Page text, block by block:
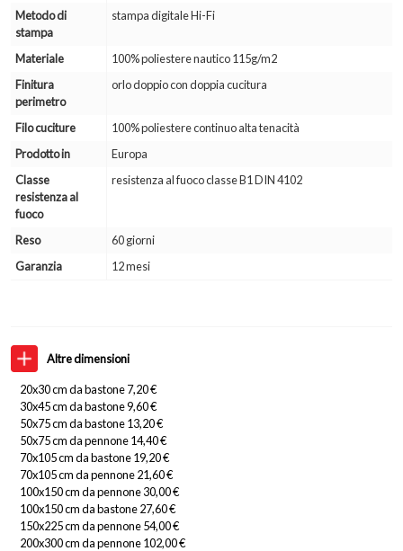
Altre dimensioni
20x30 cm da bastone 7,20 €
30x45 cm da bastone 9,60 €
50x75 cm da bastone 13,20 €
50x75 cm da pennone 14,40 €
70x105 cm da bastone 19,20 €
70x105 cm da pennone 21,60 €
100x150 cm da pennone 30,00 €
100x150 cm da bastone 27,60 €
150x225 cm da pennone 54,00 €
200x300 cm da pennone 102,00 €
Metodo di
stampa
stampa digitale Hi-Fi
Materiale
100% poliestere nautico 115g/m2
Finitura
perimetro
orlo doppio con doppia cucitura
Filo cuciture
100% poliestere continuo alta tenacità
Prodotto in
Europa
Classe
resistenza al
fuoco
resistenza al fuoco classe B1 DIN 4102
Reso
60 giorni
Garanzia
12 mesi